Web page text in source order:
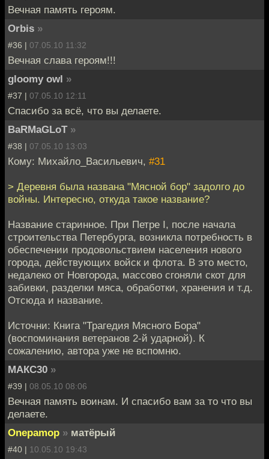
Вечная память героям.
Orbis »
#36 | 07.05.10 11:32
Вечная слава героям!!!
gloomy owl »
#37 | 07.05.10 12:11
Спасибо за всё, что вы делаете.
BaRMaGLoT »
#38 | 07.05.10 13:03
Кому: Михайло_Васильевич, #31
> Деревня была названа "Мясной бор" задолго до
войны. Интересно, откуда такое название?
Название старинное. При Петре I, после начала
строительства Петербурга, возникла потребность в
обеспечении продовольствием населения нового
города, действующих войск и флота. В это место,
недалеко от Новгорода, массово сгоняли скот для
забивки, разделки мяса, обработки, хранения и т.д.
Отсюда и название.
Источни: Книга "Трагедия Мясного Бора"
(воспоминания ветеранов 2-й ударной). К
сожалению, автора уже не вспомню.
МАКС30 »
#39 | 08.05.10 08:06
Вечная память воинам. И спасибо вам за то что вы
делаете.
Onepamop » матёрый
#40 | 10.05.10 19:43